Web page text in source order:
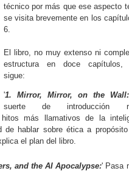
técnico por más que ese aspecto
se visita brevemente en los
6.
El libro, no muy extenso ni
estructura en doce capítulos,
sigue:
'1. Mirror, Mirror, on the Wall:
suerte de introducción
más llamativos de la
de hablar sobre ética a
el plan del libro.
and the AI Apocalypse:' Pasa